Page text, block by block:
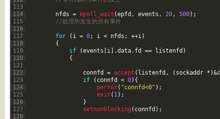
113
114
115
116
117
118
119
120
121
122
123
124
125
126
127
128
nfds = epoll_wait (epfd , events , 20, 500) ;
//处理所发生的所有事件
for ( i = 0; i < nfds ; ++i)
{
if
(events i .data. fd == listenfd )
{
connfd = accept ( listenfd , ( sockaddr * )
if
( connfd < 0) {
perror( "connfd<0" ) ;
exit ( 1) ;
}
setnonblocking ( connfd ) ;